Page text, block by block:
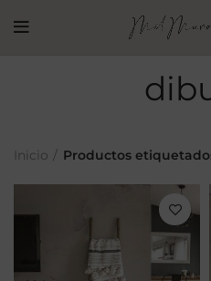
Inicio Productos